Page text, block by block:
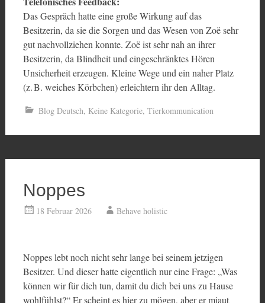
Das Gespräch hatte eine große Wirkung auf das
Besitzerin, da sie die Sorgen und das Wesen von Zoë sehr
gut nachvollziehen konnte. Zoë ist sehr nah an ihrer
Besitzerin, da Blindheit und eingeschränktes Hören
Unsicherheit erzeugen. Kleine Wege und ein naher Platz
(z. B. weiches Körbchen) erleichtern ihr den Alltag.
Blog Deutsch, Keine Kategorie, Tierkommunication
Noppes
18 Februar 2026 Behave holistic
Noppes lebt noch nicht sehr lange bei seinem jetzigen
Besitzer. Und dieser hatte eigentlich nur eine Frage: „Was
können wir für dich tun, damit du dich bei uns zu Hause
wohlfühlst?“ Er scheint es hier zu mögen, aber er miaut